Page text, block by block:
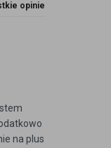
opinie
na plus